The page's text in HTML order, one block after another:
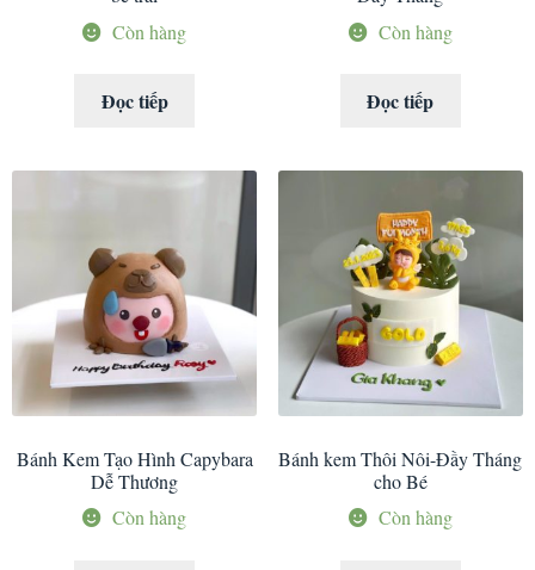
Còn hàng
Đọc tiếp
Còn hàng
Đọc tiếp
Bánh Kem Tạo Hình Capybara
Dễ Thương
Còn hàng
Bánh kem Thôi Nôi-Đầy Tháng
cho Bé
Còn hàng